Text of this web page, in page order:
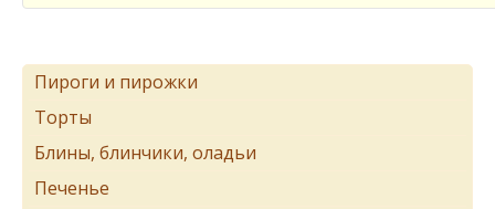
Пироги и пирожки
Торты
Блины, блинчики, оладьи
Печенье